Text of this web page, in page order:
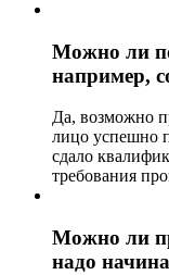
Можно ли
например,
Да, возможно
лицо успешно
сдало
требования
Можно ли
надо